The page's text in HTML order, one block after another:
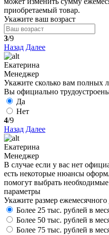
приобретаемый товар.
Укажите ваш возраст
3/9
Назад Далее
Екатерина
Менеджер
Укажите сколько вам полных
Вы официально
Да
Нет
4/9
Назад Далее
Екатерина
Менеджер
В случае если у вас нет
есть некоторые нюансы
помогут выбрать
параметры
Укажите размер ежемесячного
Более 25 тыс. рублей в
Более 50 тыс. рублей в
Более 75 тыс. рублей в